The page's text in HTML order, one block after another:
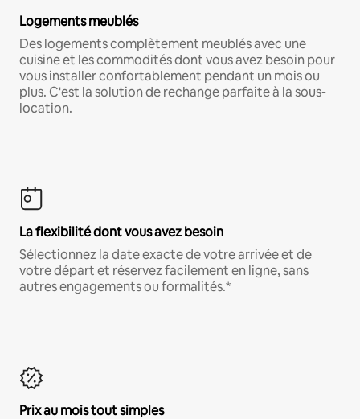
Logements meublés
Des logements complètement meublés avec une
cuisine et les commodités dont vous avez besoin pour
vous installer confortablement pendant un mois ou
plus. C'est la solution de rechange parfaite à la sous-
location.
La flexibilité dont vous avez besoin
Sélectionnez la date exacte de votre arrivée et de
votre départ et réservez facilement en ligne, sans
autres engagements ou formalités.*
Prix au mois tout simples